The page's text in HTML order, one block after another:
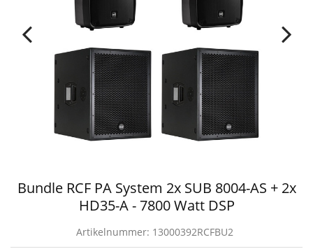
Bundle RCF PA System 2x SUB 8004-AS + 2x
HD35-A - 7800 Watt DSP
Artikelnummer: 13000392RCFBU2